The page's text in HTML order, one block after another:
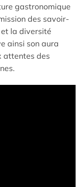
gastronomique
des savoir-
la diversité
ainsi son aura
attentes des